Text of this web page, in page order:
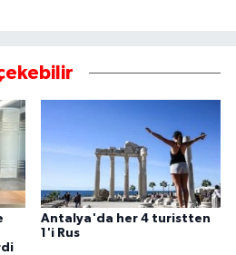
Antalya'da her 4 turistten
1'i Rus